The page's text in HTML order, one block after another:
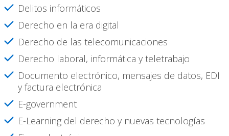
Delitos informáticos
Derecho en la era digital
Derecho de las telecomunicaciones
Derecho laboral, informática y teletrabajo
Documento electrónico, mensajes de datos, EDI
y factura electrónica
E-government
E-Learning del derecho y nuevas tecnologías